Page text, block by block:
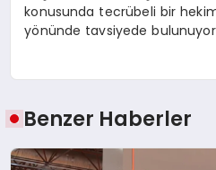
konusunda tecrübeli bir
yönünde tavsiyede
Benzer Haberler